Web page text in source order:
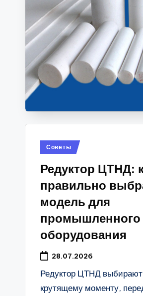
Опубликовано
Советы
Редуктор ЦТНД:
правильно
модель для
промышленного
оборудования
28.07.2026
Редуктор ЦТНД
крутящему моменту,